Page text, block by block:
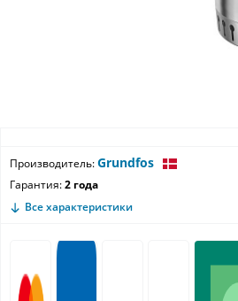
Производитель:Grundfos
Гарантия:2 года
Все характеристики